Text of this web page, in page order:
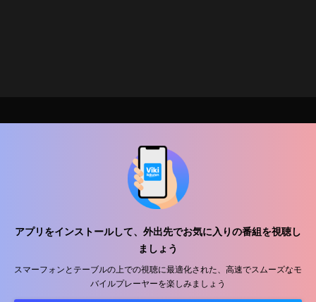
アプリをインストールして、外出先でお気に入りの番組を視聴し
ましょう
スマーフォンとテーブルの上での視聴に最適化された、高速でスムーズなモ
バイルプレーヤーを楽しみましょう
ヘルプセンター